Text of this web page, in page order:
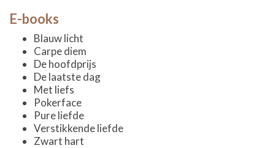
E-books
Blauw licht
Carpe diem
De hoofdprijs
De laatste dag
Met liefs
Pokerface
Pure liefde
Verstikkende liefde
Zwart hart